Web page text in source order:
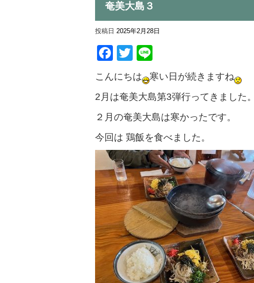
奄美大島３
投稿日 2025年2月28日
Facebook
Twitter
こんにちは
寒い日が続きますね
2月は奄美大島第3弾行ってきました。
２月の奄美大島は寒かったです。
今回は 鶏飯を食べました。